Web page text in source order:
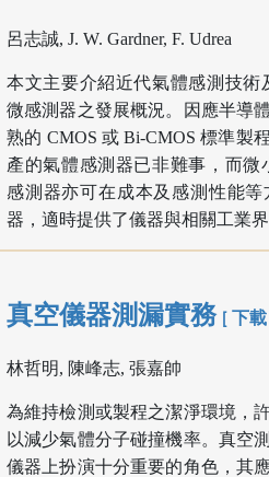
呂志誠, J. W. Gardner, F. Udrea
本文主要介紹近代氣體感測技術
微感測器之發展概況。因應半導
熟的 CMOS 或 Bi-CMOS 標準製
產的氣體感測器已非難事，而微
感測器亦可在成本及感測性能
器，適時提供了儀器與相關工業
真空儀器測漏實務 [ 下載
林哲明, 陳峰志, 張嘉帥
為維持檢測或製程之潔淨環境，
以減少氣體分子碰撞機率。真空
儀器上扮演十分重要的角色，其